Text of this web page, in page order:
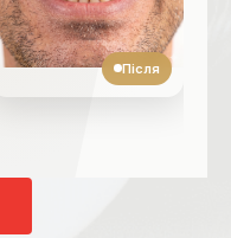
Після